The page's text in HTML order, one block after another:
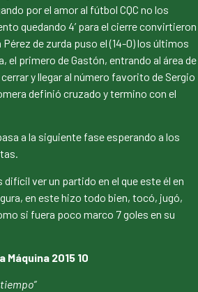
por el amor al fútbol CQC no los
quedando 4’ para el cierre convirtieron
de zurda puso el (14-0) los últimos
el primero de Gastón, entrando al área de
y llegar al número favorito de Sergio
definió cruzado y termino con el
a la siguiente fase esperando a los
ver un partido en el que este él en
en este hizo todo bien, tocó, jugó,
si fuera poco marco 7 goles en su
Máquina 2015 10